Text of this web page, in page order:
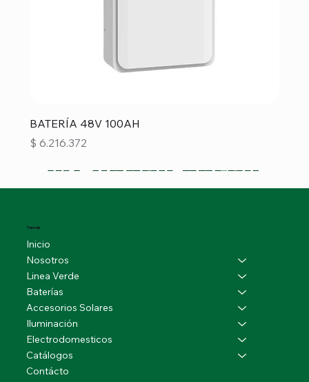
BATERÍA 48V 100AH
Precio
$ 6.216.372
Tienda
Inicio
Nosotros
Linea Verde
Baterías
Accesorios Solares
Iluminación
Electrodomesticos
Catálogos
Contácto